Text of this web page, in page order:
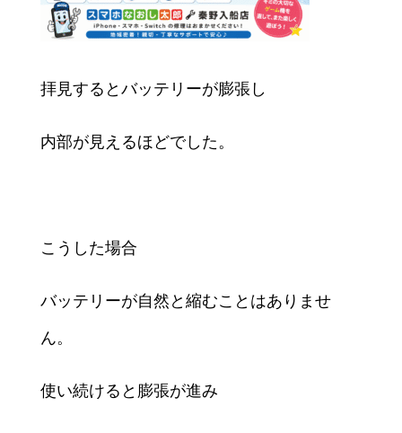
拝見するとバッテリーが膨張し
内部が見えるほどでした。
こうした場合
バッテリーが自然と縮むことはありませ
ん。
使い続けると膨張が進み